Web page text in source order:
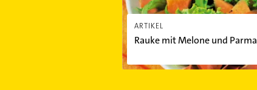
ARTIKEL
Rauke mit Melone und